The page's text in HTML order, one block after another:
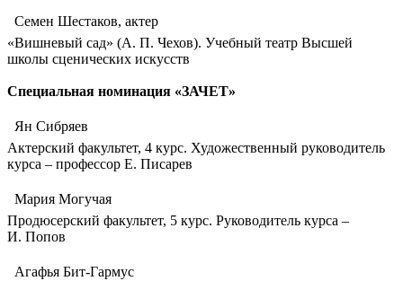
 Семен Шестаков, актер
«Вишневый сад» (А. П. Чехов). Учебный театр Высшей
школы сценических искусств
Специальная номинация «ЗАЧЕТ»
 Ян Сибряев
Актерский факультет, 4 курс. Художественный руководитель
курса – профессор Е. Писарев
 Мария Могучая
Продюсерский факультет, 5 курс. Руководитель курса –
И. Попов
 Агафья Бит-Гармус